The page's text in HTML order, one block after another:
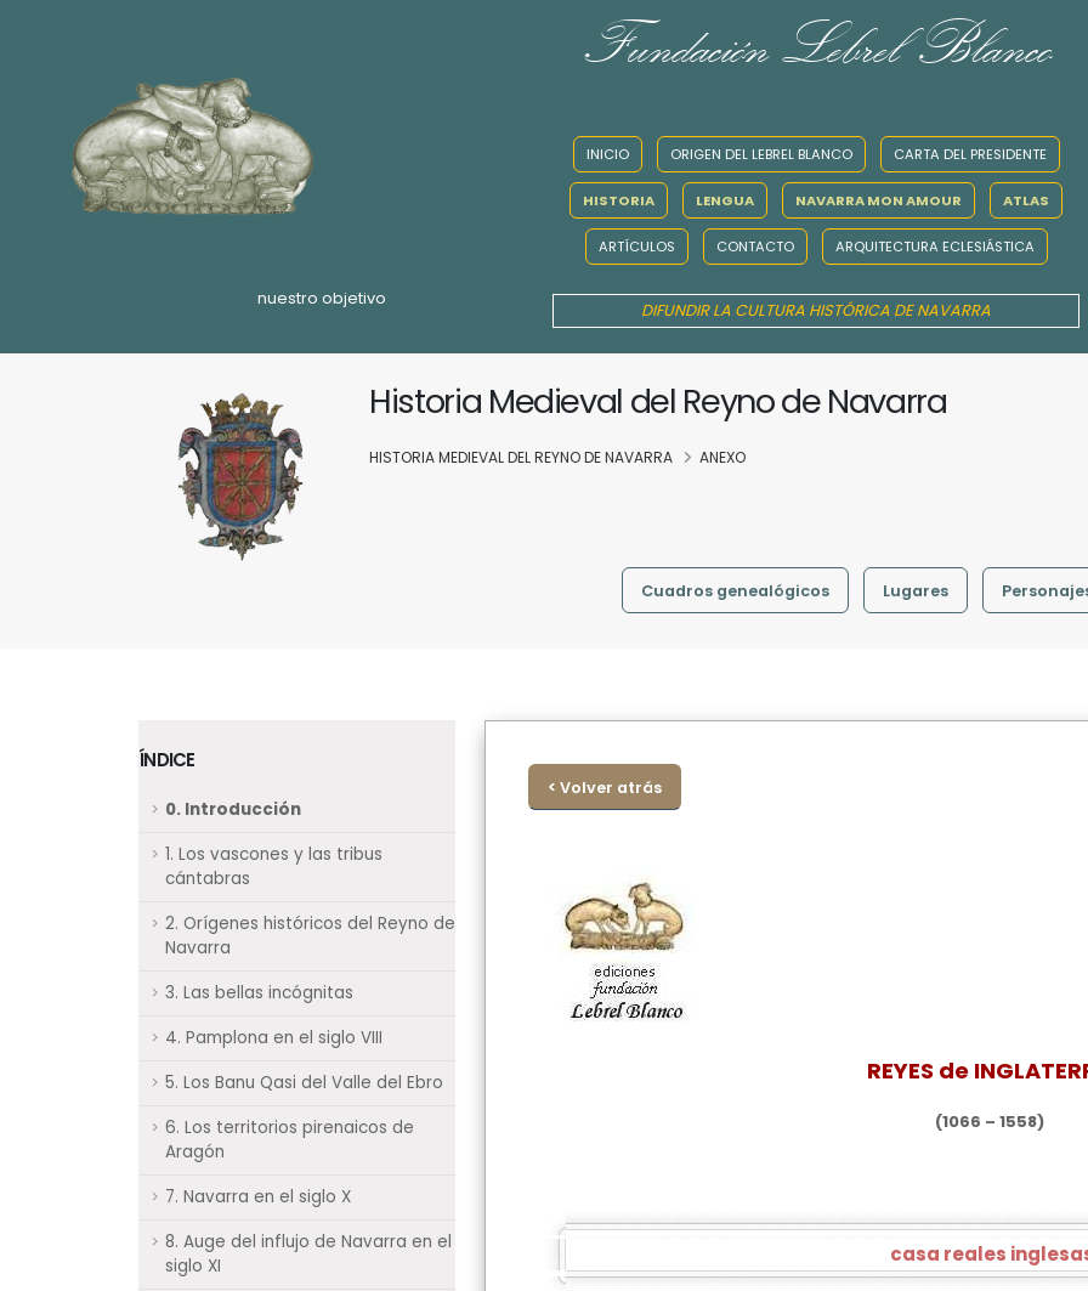
nuestro objetivo
Fundación Lebrel Blanco
INICIO ORIGEN DEL LEBREL BLANCO CARTA DEL PRESIDENTE
HISTORIA LENGUA NAVARRA MON AMOUR ATLAS
ARTÍCULOS CONTACTO ARQUITECTURA ECLESIÁSTICA
DIFUNDIR LA CULTURA HISTÓRICA DE NAVARRA
Historia Medieval del Reyno de Navarra
HISTORIA MEDIEVAL DEL REYNO DE NAVARRA ANEXO
Cuadros genealógicos Lugares
ÍNDICE
0. Introducción
1. Los vascones y las tribus
cántabras
2. Orígenes históricos del Reyno de
Navarra
3. Las bellas incógnitas
4. Pamplona en el siglo VIII
5. Los Banu Qasi del Valle del Ebro
6. Los territorios pirenaicos de
Aragón
7. Navarra en el siglo X
8. Auge del influjo de Navarra en el
siglo XI
< Volver atrás
REYES de
(1066 – 1558)
casa reales